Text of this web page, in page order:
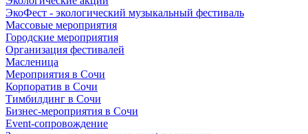
ЭкоФест - экологический музыкальный фестиваль
Массовые мероприятия
Городские мероприятия
Организация фестивалей
Масленица
Мероприятия в Сочи
Корпоратив в Сочи
Тимбилдинг в Сочи
Бизнес-мероприятия в Сочи
Event-сопровождение